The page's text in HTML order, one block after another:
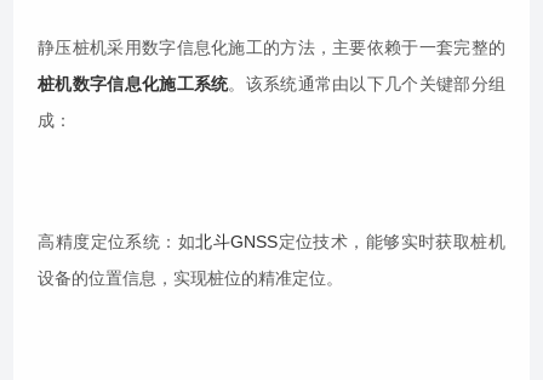
静压桩机采用数字信息化施工的方法，主要依赖于一套完整的
桩机数字信息化施工系统。该系统通常由以下几个关键部分组
成：
高精度定位系统：如北斗GNSS定位技术，能够实时获取桩机
设备的位置信息，实现桩位的精准定位。